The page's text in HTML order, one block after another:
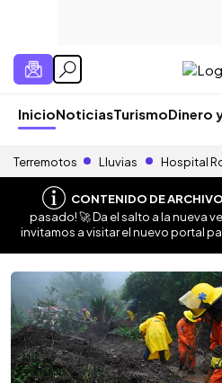
InicioNoticiasTurismoDinero
Terremotos Lluvias Hospital
CONTENIDO DE
pasado! 🚀 Da el salto a la nueva
invitamos a visitar el nuevo portal